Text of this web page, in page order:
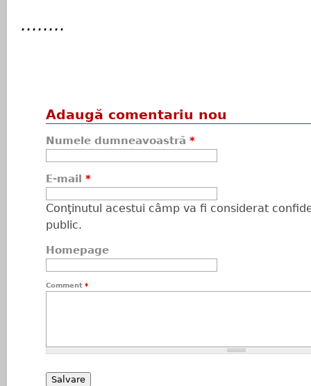
........
Adaugă comentariu nou
Numele dumneavoastră *
E-mail *
Conţinutul acestui câmp va fi considerat
public.
Homepage
Comment *